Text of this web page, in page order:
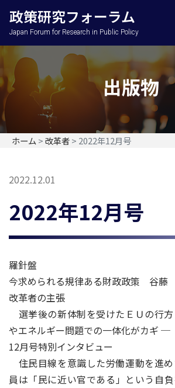
政策研究フォーラム
Japan Forum for Research in Public Policy
出版物
ホーム >改革者> 2022年12月号
2022.12.01
2022年12月号
羅針盤
今求められる規律ある財政政策 谷
改革者の主張
選挙後の新体制を受けたＥＵの行
やエネルギー問題での一体化が
12月号特別インタビュー
住民目線を意識した労働運動を進
員は「民に近い官である」という